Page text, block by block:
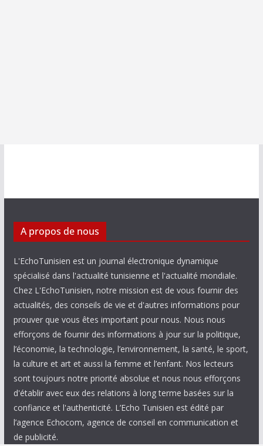
A propos de nous
L'EchoTunisien est un journal électronique dynamique
spécialisé dans l'actualité tunisienne et l'actualité mondiale.
Chez L'EchoTunisien, notre mission est de vous fournir des
actualités, des conseils de vie et d'autres informations pour
prouver que vous êtes important pour nous. Nous nous
efforçons de fournir des informations à jour sur la politique,
l’économie, la technologie, l’environnement, la santé, le sport,
la culture et art et aussi la femme et l’enfant. Nos lecteurs
sont toujours notre priorité absolue et nous nous efforçons
d'établir avec eux des relations à long terme basées sur la
confiance et l'authenticité. L’Echo Tunisien est édité par
l’agence Echocom, agence de conseil en communication et
de publicité.